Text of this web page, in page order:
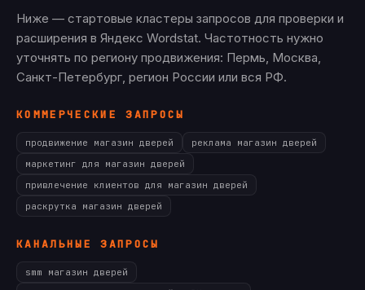
Ниже — стартовые кластеры запросов для проверки и
расширения в Яндекс Wordstat. Частотность нужно
уточнять по региону продвижения: Пермь, Москва,
Санкт-Петербург, регион России или вся РФ.
КОММЕРЧЕСКИЕ ЗАПРОСЫ
продвижение магазин дверей
реклама магазин дверей
маркетинг для магазин дверей
привлечение клиентов для магазин дверей
раскрутка магазин дверей
КАНАЛЬНЫЕ ЗАПРОСЫ
smm магазин дверей